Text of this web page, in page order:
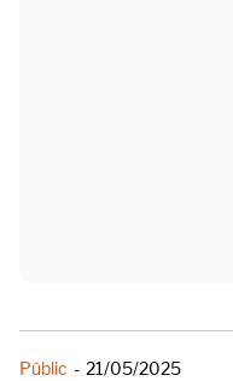
Públic - 21/05/2025